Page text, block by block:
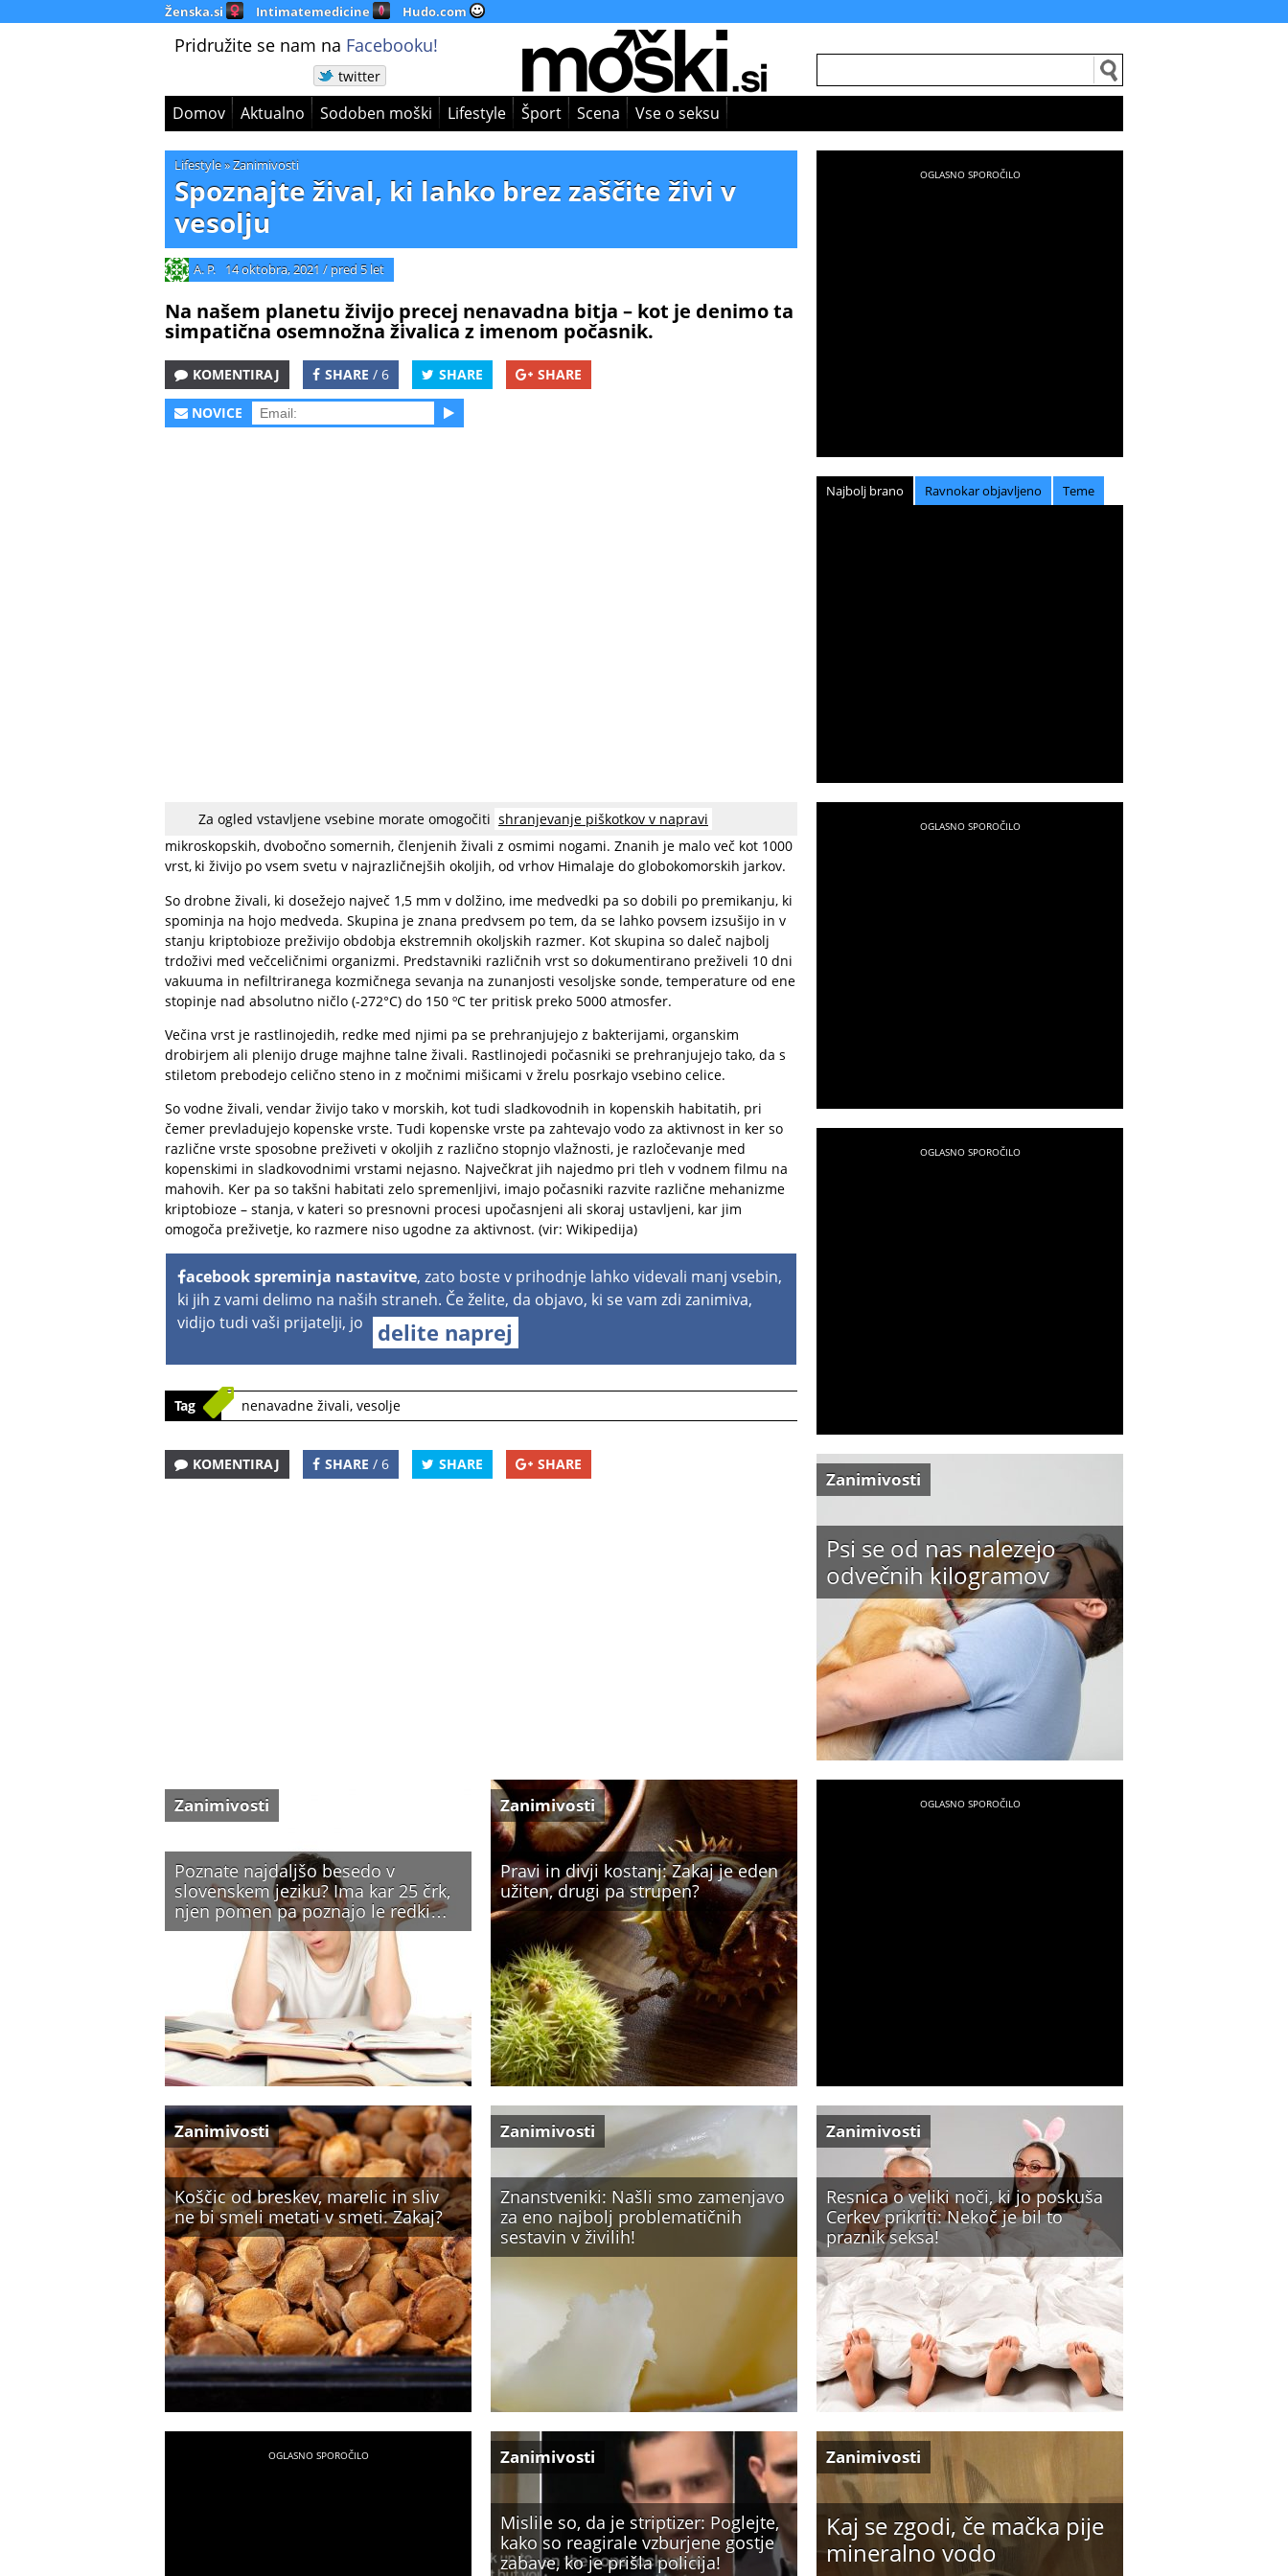
Ženska.si Intimatemedicine Hudo.com
Pridružite se nam na Facebooku!
twitter
Domov Aktualno Sodoben moški Lifestyle Šport Scena Vse o seksu
Lifestyle»Zanimivosti
Spoznajte žival, ki lahko brez zaščite živi v
vesolju
A. P. 14 oktobra, 2021 / pred 5 let
Na našem planetu živijo precej nenavadna bitja – kot je denimo ta
simpatična osemnožna živalica z imenom počasnik.
KOMENTIRAJ SHARE / 6 SHARE SHARE
NOVICE
Za ogled vstavljene vsebine morate omogočiti shranjevanje piškotkov v napravi
Počasnikiali tardigradi, znani tudi kot medvedki (znanstveno ime Tardigrada), so deblo
mikroskopskih, dvobočno somernih, členjenih živali z osmimi nogami. Znanih je malo več kot 1000
vrst, ki živijo po vsem svetu v najrazličnejših okoljih, od vrhov Himalaje do globokomorskih jarkov.
So drobne živali, ki dosežejo največ 1,5 mm v dolžino, ime medvedki pa so dobili po premikanju, ki
spominja na hojo medveda. Skupina je znana predvsem po tem, da se lahko povsem izsušijo in v
stanju kriptobioze preživijo obdobja ekstremnih okoljskih razmer. Kot skupina so daleč najbolj
trdoživi med večceličnimi organizmi. Predstavniki različnih vrst so dokumentirano preživeli 10 dni
vakuuma in nefiltriranega kozmičnega sevanja na zunanjosti vesoljske sonde, temperature od ene
stopinje nad absolutno ničlo (-272°C) do 150 ºC ter pritisk preko 5000 atmosfer.
Večina vrst je rastlinojedih, redke med njimi pa se prehranjujejo z bakterijami, organskim
drobirjem ali plenijo druge majhne talne živali. Rastlinojedi počasniki se prehranjujejo tako, da s
stiletom prebodejo celično steno in z močnimi mišicami v žrelu posrkajo vsebino celice.
So vodne živali, vendar živijo tako v morskih, kot tudi sladkovodnih in kopenskih habitatih, pri
čemer prevladujejo kopenske vrste. Tudi kopenske vrste pa zahtevajo vodo za aktivnost in ker so
različne vrste sposobne preživeti v okoljih z različno stopnjo vlažnosti, je razločevanje med
kopenskimi in sladkovodnimi vrstami nejasno. Največkrat jih najedmo pri tleh v vodnem filmu na
mahovih. Ker pa so takšni habitati zelo spremenljivi, imajo počasniki razvite različne mehanizme
kriptobioze – stanja, v kateri so presnovni procesi upočasnjeni ali skoraj ustavljeni, kar jim
omogoča preživetje, ko razmere niso ugodne za aktivnost. (vir: Wikipedija)
acebook spreminja nastavitve, zato boste v prihodnje lahko videvali manj vsebin,
ki jih z vami delimo na naših straneh. Če želite, da objavo, ki se vam zdi zanimiva,
vidijo tudi vaši prijatelji, jo
delite naprej
Tag nenavadne živali, vesolje
KOMENTIRAJ SHARE / 6 SHARE SHARE
Najbolj brano Ravnokar objavljeno Teme
Psi se od nas nalezejo
odvečnih kilogramov
Zanimivosti
Poznate najdaljšo besedo v
slovenskem jeziku? Ima kar 25 črk,
njen pomen pa poznajo le redki…
Zanimivosti
Pravi in divji kostanj: Zakaj je eden
užiten, drugi pa strupen?
Zanimivosti
Koščic od breskev, marelic in sliv
ne bi smeli metati v smeti. Zakaj?
Zanimivosti
Znanstveniki: Našli smo zamenjavo
za eno najbolj problematičnih
sestavin v živilih!
Zanimivosti
Resnica o veliki noči, ki jo poskuša
Cerkev prikriti: Nekoč je bil to
praznik seksa!
Zanimivosti
Mislile so, da je striptizer: Poglejte,
kako so reagirale vzburjene gostje
zabave, ko je prišla policija!
Zanimivosti
Kaj se zgodi, če mačka pije
mineralno vodo
Zanimivosti